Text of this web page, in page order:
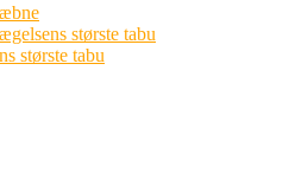
største tabu
største tabu